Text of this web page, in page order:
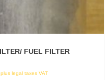
FUEL FILTER
legal taxes VAT